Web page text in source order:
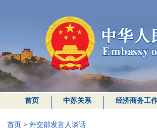
首页 中苏关系 经济商务工
首页 > 外交部发言人谈话